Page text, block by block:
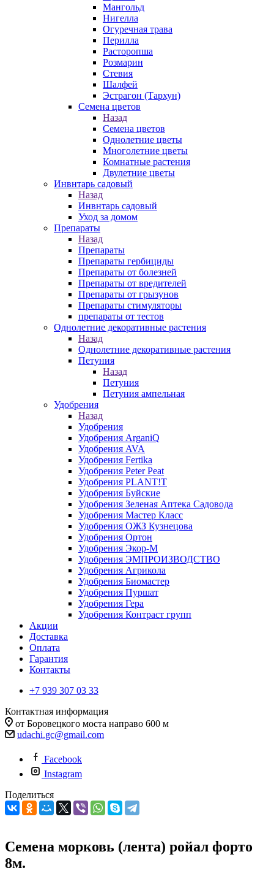
Мангольд
Нигелла
Огуречная трава
Перилла
Расторопша
Розмарин
Стевия
Шалфей
Эстрагон (Тархун)
Семена цветов
Назад
Семена цветов
Однолетние цветы
Многолетние цветы
Комнатные растения
Двулетние цветы
Инвнтарь садовый
Назад
Инвнтарь садовый
Уход за домом
Препараты
Назад
Препараты
Препараты гербициды
Препараты от болезней
Препараты от вредителей
Препараты от грызунов
Препараты стимуляторы
препараты от тестов
Однолетние декоративные растения
Назад
Однолетние декоративные растения
Петуния
Назад
Петуния
Петуния ампельная
Удобрения
Назад
Удобрения
Удобрения ArganiQ
Удобрения AVA
Удобрения Fertika
Удобрения Peter Peat
Удобрения PLANT!T
Удобрения Буйские
Удобрения Зеленая Аптека Садовода
Удобрения Мастер Класс
Удобрения ОЖЗ Кузнецова
Удобрения Ортон
Удобрения Экор-М
Удобрения ЭМПРОИЗВОДСТВО
Удобрения Агрикола
Удобрения Биомастер
Удобрения Пуршат
Удобрения Гера
Удобрения Контраст групп
Акции
Доставка
Оплата
Гарантия
Контакты
+7 939 307 03 33
Контактная информация
от Боровецкого моста направо 600 м
udachi.gc@gmail.com
Facebook
Instagram
Поделиться
Семена морковь (лента) ройал форто
8м.